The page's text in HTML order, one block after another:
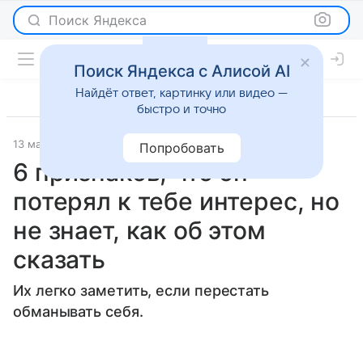
Поиск Яндекса
13 мая 2020 Отношения
6 признаков, что он
потерял к тебе интерес, но
не знает, как об этом
сказать
Их легко заметить, если перестать
обманывать себя.
Поиск Яндекса с Алисой AI
Найдёт ответ, картинку или видео —
быстро и точно
Попробовать